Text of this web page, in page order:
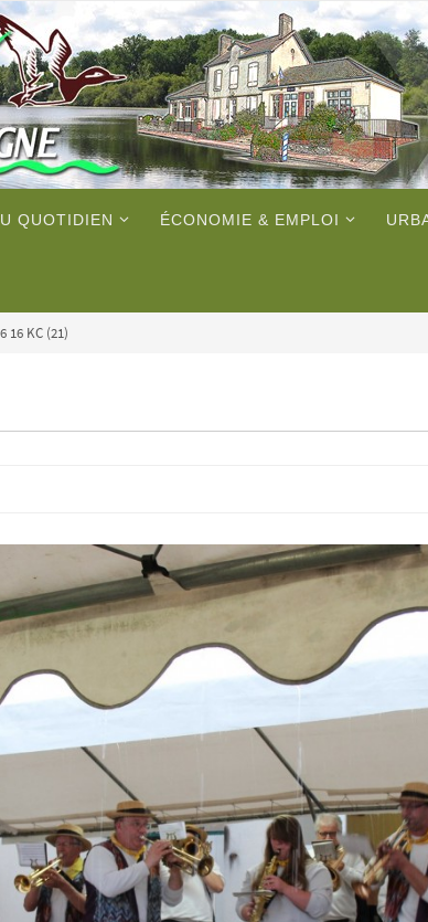
QUOTIDIEN ÉCONOMIE & EMPLOI
16 KC (21)